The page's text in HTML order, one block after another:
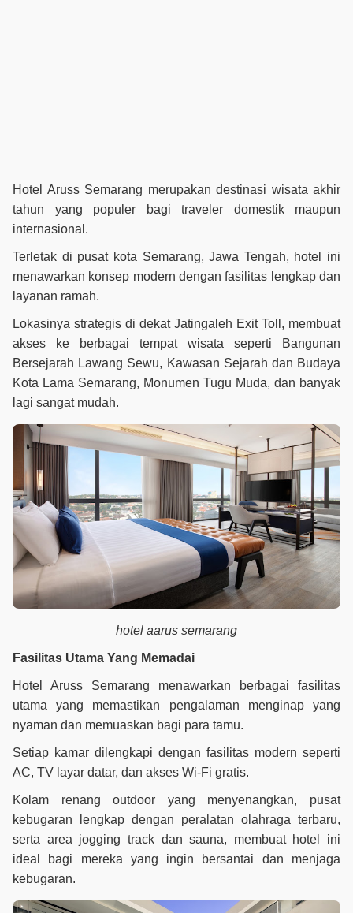
Hotel Aruss Semarang merupakan destinasi wisata akhir
tahun yang populer bagi traveler domestik maupun
internasional.
Terletak di pusat kota Semarang, Jawa Tengah, hotel ini
menawarkan konsep modern dengan fasilitas lengkap dan
layanan ramah.
Lokasinya strategis di dekat Jatingaleh Exit Toll, membuat
akses ke berbagai tempat wisata seperti Bangunan
Bersejarah Lawang Sewu, Kawasan Sejarah dan Budaya
Kota Lama Semarang, Monumen Tugu Muda, dan banyak
lagi sangat mudah.
hotel aarus semarang
Fasilitas Utama Yang Memadai
Hotel Aruss Semarang menawarkan berbagai fasilitas
utama yang memastikan pengalaman menginap yang
nyaman dan memuaskan bagi para tamu.
Setiap kamar dilengkapi dengan fasilitas modern seperti
AC, TV layar datar, dan akses Wi-Fi gratis.
Kolam renang outdoor yang menyenangkan, pusat
kebugaran lengkap dengan peralatan olahraga terbaru,
serta area jogging track dan sauna, membuat hotel ini
ideal bagi mereka yang ingin bersantai dan menjaga
kebugaran.